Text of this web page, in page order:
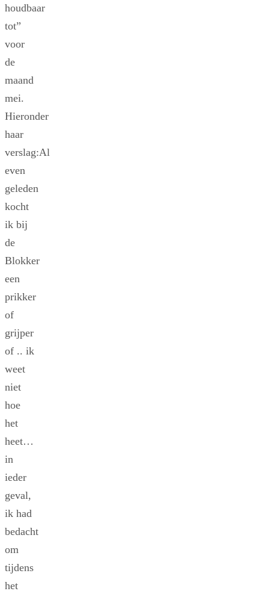
houdbaar
tot”
voor
de
maand
mei.
Hieronder
haar
verslag:Al
even
geleden
kocht
ik bij
de
Blokker
een
prikker
of
grijper
of .. ik
weet
niet
hoe
het
heet…
in
ieder
geval,
ik had
bedacht
om
tijdens
het